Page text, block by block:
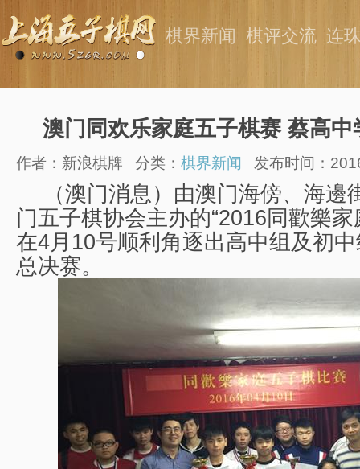
棋界新闻 棋评交流 连
澳门同欢乐家庭五子棋赛 蔡高
作者：新浪棋牌 分类： 棋界新闻 发布时间：
（澳门消息）由澳门海傍、海邊
门五子棋协会主办的“2016同歡樂
在4月10号顺利角逐出高中组及初
总决赛。